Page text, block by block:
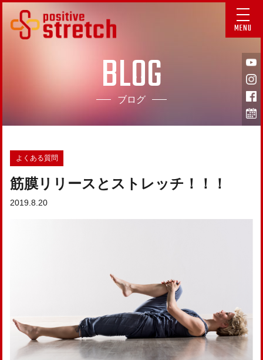
MENU
BLOG
ブログ
よくある質問
筋膜リリースとストレッチ！！！
2019.8.20